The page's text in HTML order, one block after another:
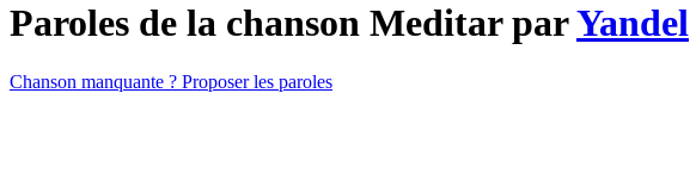
Paroles de la chanson Meditar parYandel
Chanson manquante ? Proposer les paroles